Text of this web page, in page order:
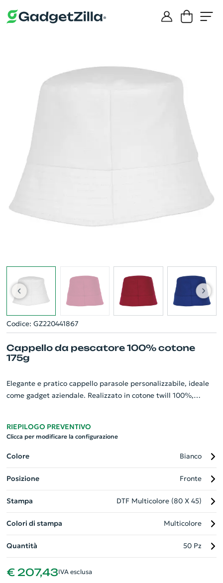
Codice: GZ220441867
Cappello da pescatore 100% cotone
175g
Elegante e pratico cappello parasole personalizzabile, ideale
come gadget aziendale. Realizzato in cotone twill 100%,
resistenza al lavaggio. Con una circonferenza di 58 cm, si
offre una protezione solare ottimale. L'articolo perfetto per
promuovere uno stile aziendale unico e raffinato, coniugando
utilità ed eleganza.
RIEPILOGO PREVENTIVO
Clicca per modificare la configurazione
Colore Bianco
Posizione Fronte
Stampa DTF Multicolore (80 X 45)
Colori di stampa Multicolore
Quantità 50 Pz
€ 207,43IVA esclusa